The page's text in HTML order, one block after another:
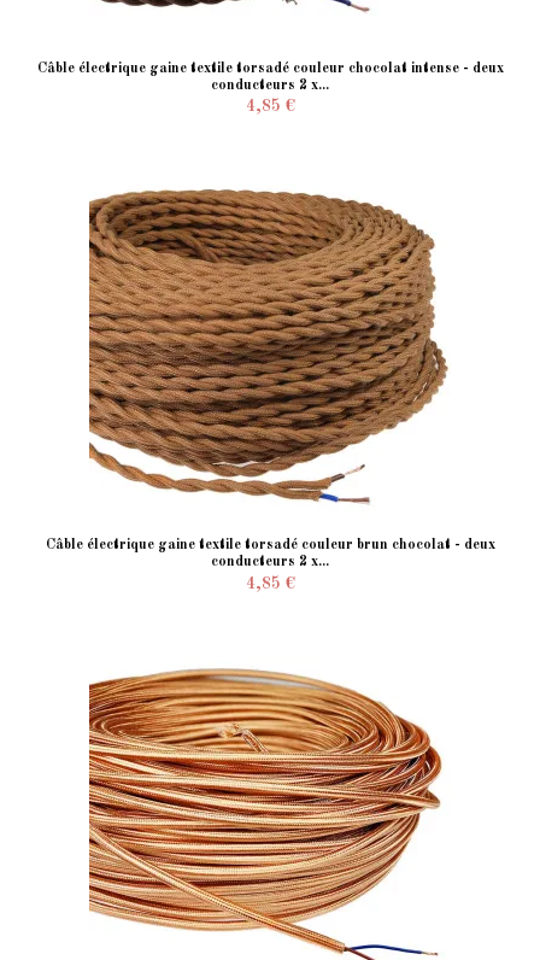
Câble électrique gaine textile torsadé couleur chocolat intense - deux
conducteurs 2 x...
4,85 €
Câble électrique gaine textile torsadé couleur brun chocolat - deux
conducteurs 2 x...
4,85 €